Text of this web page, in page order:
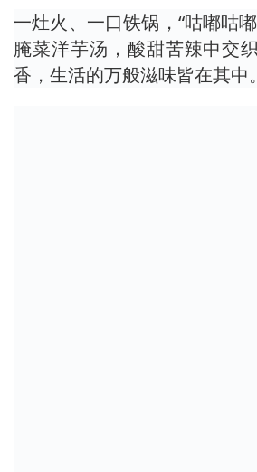
一灶火、一口铁锅，“咕嘟咕
腌菜洋芋汤，酸甜苦辣中交
香，生活的万般滋味皆在其中。